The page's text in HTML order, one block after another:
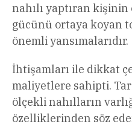
nahılı yaptıran
gücünü ortaya koyan
önemli yansımalarıdır.
İhtişamları ile dikkat
maliyetlere sahipti.
ölçekli nahılların
özelliklerinden söz